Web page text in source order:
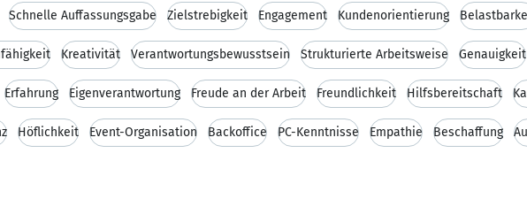
Schnelle Auffassungsgabe Zielstrebigkeit Engagement Kundenorientierung
Kreativität Verantwortungsbewusstsein Strukturierte Arbeitsweise Genauigkeit
Erfahrung Eigenverantwortung Freude an der Arbeit Freundlichkeit Hilfsbereitschaft
Höflichkeit Event-Organisation Backoffice PC-Kenntnisse Empathie Beschaffung